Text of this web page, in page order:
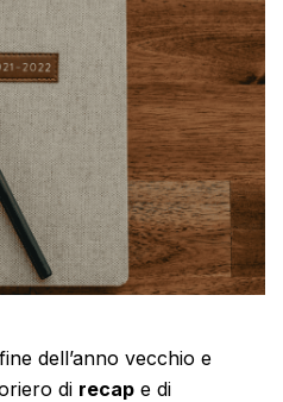
dell’anno vecchio e
di recap e di